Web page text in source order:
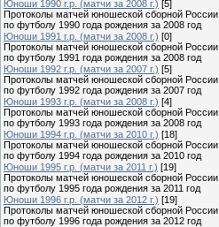
Юноши 1990 г.р. (матчи за 2008 г.) [5]
Протоколы матчей юношеской сборной России
по футболу 1990 года рождения за 2008 год
Юноши 1991 г.р. (матчи за 2008 г.) [0]
Протоколы матчей юношеской сборной России
по футболу 1991 года рождения за 2008 год
Юноши 1992 г.р. (матчи за 2007 г.) [5]
Протоколы матчей юношеской сборной России
по футболу 1992 года рождения за 2007 год
Юноши 1993 г.р. (матчи за 2008 г.) [4]
Протоколы матчей юношеской сборной России
по футболу 1993 года рождения за 2008 год
Юноши 1994 г.р. (матчи за 2010 г.) [18]
Протоколы матчей юношеской сборной России
по футболу 1994 года рождения за 2010 год
Юноши 1995 г.р. (матчи за 2011 г.) [19]
Протоколы матчей юношеской сборной России
по футболу 1995 года рождения за 2011 год
Юноши 1996 г.р. (матчи за 2012 г.) [19]
Протоколы матчей юношеской сборной России
по футболу 1996 года рождения за 2012 год